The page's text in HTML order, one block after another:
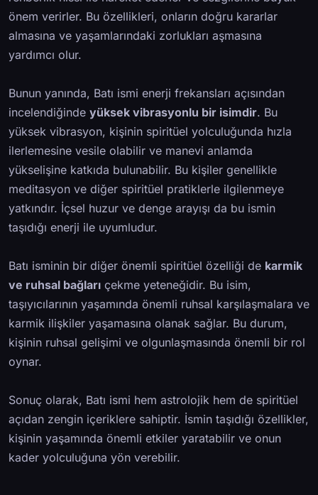
önem verirler. Bu özellikleri, onların doğru kararlar
almasına ve yaşamlarındaki zorlukları aşmasına
yardımcı olur.
Bunun yanında, Batı ismi enerji frekansları açısından
incelendiğinde yüksek vibrasyonlu bir isimdir. Bu
yüksek vibrasyon, kişinin spiritüel yolculuğunda hızla
ilerlemesine vesile olabilir ve manevi anlamda
yükselişine katkıda bulunabilir. Bu kişiler genellikle
meditasyon ve diğer spiritüel pratiklerle ilgilenmeye
yatkındır. İçsel huzur ve denge arayışı da bu ismin
taşıdığı enerji ile uyumludur.
Batı isminin bir diğer önemli spiritüel özelliği de karmik
ve ruhsal bağları çekme yeteneğidir. Bu isim,
taşıyıcılarının yaşamında önemli ruhsal karşılaşmalara ve
karmik ilişkiler yaşamasına olanak sağlar. Bu durum,
kişinin ruhsal gelişimi ve olgunlaşmasında önemli bir rol
oynar.
Sonuç olarak, Batı ismi hem astrolojik hem de spiritüel
açıdan zengin içeriklere sahiptir. İsmin taşıdığı özellikler,
kişinin yaşamında önemli etkiler yaratabilir ve onun
kader yolculuğuna yön verebilir.